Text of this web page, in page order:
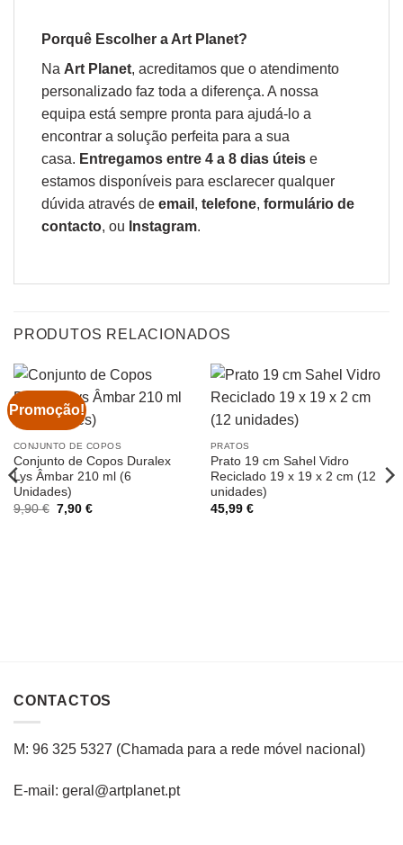
Porquê Escolher a Art Planet?
Na Art Planet, acreditamos que o atendimento
personalizado faz toda a diferença. A nossa
equipa está sempre pronta para ajudá-lo a
encontrar a solução perfeita para a sua
casa. Entregamos entre 4 a 8 dias úteis e
estamos disponíveis para esclarecer qualquer
dúvida através de email , telefone, formulário de
contacto, ou Instagram.
PRODUTOS RELACIONADOS
Promoção!
CONJUNTO DE COPOS
Conjunto de Copos Duralex
Lys Âmbar 210 ml (6
Unidades)
9,90€ O
7,90 €O
PRATOS
Prato 19 cm Sahel Vidro
Reciclado 19 x 19 x 2 cm (12
unidades)
45,99 €
CONTACTOS
M: 96 325 5327 (Chamada para a rede móvel nacional )
E-mail: geral@artplanet.pt